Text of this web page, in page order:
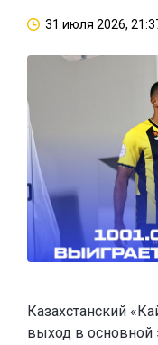
31 июля 2026,
Казахстанский
выход в основной